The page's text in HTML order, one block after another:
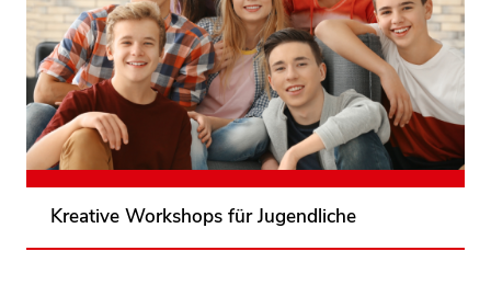
Kreative Workshops für Jugendliche
Die Verbraucherchecker bilden junge Menschen
zwischen 15 und 24 zu Trainer:innen aus, die
danach selbstständig und mit ihrer Peer-Group
kreative Verbraucherschutzprojekte umsetzen.
Mitmachen lohnt sich!
Weitere Informationen und Anmeldung